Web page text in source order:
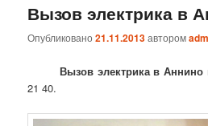
Вызов электрика в
Опубликовано21.11.2013автором
Вызов электрика в Аннино
21 40.